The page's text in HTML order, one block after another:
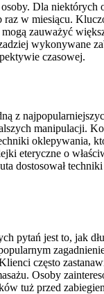
Dla niektórych
w miesiącu.
zauważyć
wykonywane
czasowej.
z
manipulacji.
oklepywania,
eteryczne o
dostosował
pytań jest to, jak
często
Osoby
tuż przed